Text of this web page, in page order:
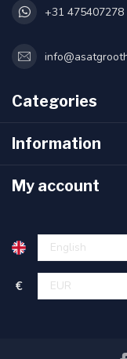
+31 475407278
Categories
Information
My account
€